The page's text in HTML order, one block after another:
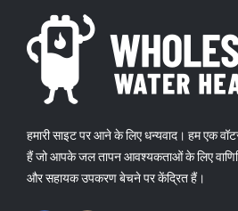
हमारी साइट पर आने के लिए धन्यवाद। हम एक
हैं जो आपके जल तापन आवश्यकताओं के लिए
और सहायक उपकरण बेचने पर केंद्रित हैं।
की आयु बढ़ाने के लिए
Mar 2019
गर्म पानी नहीं मिल
के लिए कि क्यों
यदि
अपने
के
के